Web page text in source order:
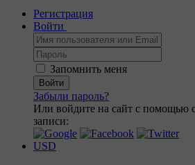
Регистрация
Войти
Запомнить меня
Войти
Забыли пароль?
Или войдите на сайт с помощью
записи:
USD